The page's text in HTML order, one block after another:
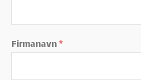
Firmanavn *